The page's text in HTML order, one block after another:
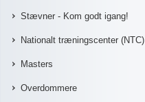
Stævner - Kom godt igang!
Nationalt træningscenter (NTC)
Masters
Overdommere